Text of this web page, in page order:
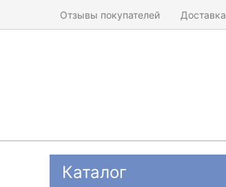
Отзывы покупателей Доставка
Каталог